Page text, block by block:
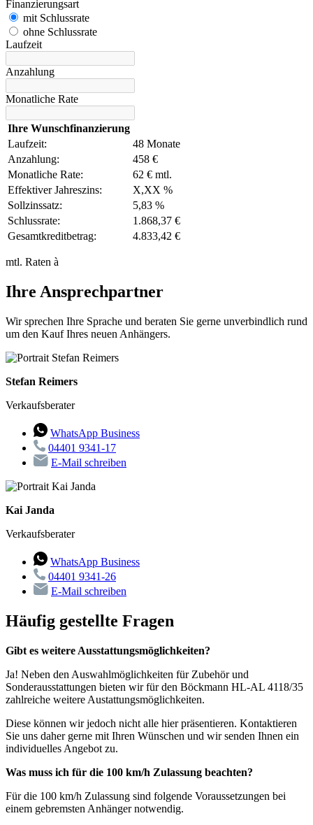
Finanzierungsart
mit Schlussrate
ohne Schlussrate
Laufzeit
Anzahlung
Monatliche Rate
Ihre Wunschfinanzierung
Laufzeit:
48 Monate
Anzahlung:
458 €
Monatliche Rate:
62 € mtl.
Effektiver Jahreszins:
X,XX %
Sollzinssatz:
5,83 %
Schlussrate:
1.868,37 €
Gesamtkreditbetrag:
4.833,42 €
mtl. Raten à
Ihre Ansprechpartner
Wir sprechen Ihre Sprache und beraten Sie gerne unverbindlich rund
um den Kauf Ihres neuen Anhängers.
Stefan Reimers
Verkaufsberater
WhatsApp Business
04401 9341-17
E-Mail schreiben
Kai Janda
Verkaufsberater
WhatsApp Business
04401 9341-26
E-Mail schreiben
Häufig gestellte Fragen
Gibt es weitere Ausstattungsmöglichkeiten?
Ja! Neben den Auswahlmöglichkeiten für Zubehör und
Sonderausstattungen bieten wir für den Böckmann HL-AL 4118/35
zahlreiche weitere Austattungsmöglichkeiten.
Diese können wir jedoch nicht alle hier präsentieren. Kontaktieren
Sie uns daher gerne mit Ihren Wünschen und wir senden Ihnen ein
individuelles Angebot zu.
Was muss ich für die 100 km/h Zulassung beachten?
Für die 100 km/h Zulassung sind folgende Voraussetzungen bei
einem gebremsten Anhänger notwendig.